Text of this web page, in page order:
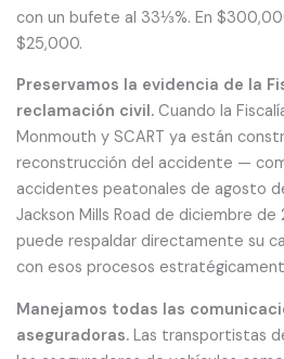
con un bufete al 33⅓%. En
$25,000.
Preservamos la evidencia de la
reclamación civil. Cuando la
Monmouth y SCART ya están
reconstrucción del accidente —
accidentes peatonales de agosto
Jackson Mills Road de diciembre
puede respaldar directamente su
con esos procesos
Manejamos todas las
aseguradoras. Las transportistas